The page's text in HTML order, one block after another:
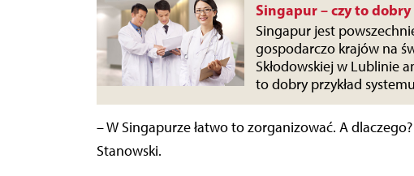
Singapur – czy to
Singapur jest
gospodarczo krajów na
Skłodowskiej w Lublinie
to dobry przykład
– W Singapurze łatwo to zorganizować. A
Stanowski.